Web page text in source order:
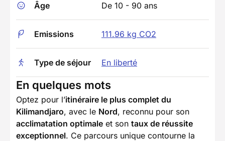
Âge De 10 - 90 ans
Emissions 111.96 kg CO2
Type de séjour En liberté
En quelques mots
Optez pour l’itinéraire le plus complet du
Kilimandjaro, avec le Nord, reconnu pour son
acclimatation optimale et son taux de réussite
exceptionnel. Ce parcours unique contourne la